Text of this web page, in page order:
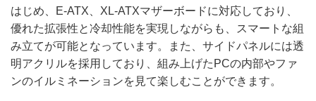
はじめ、E-ATX、XL-ATXマザーボードに対応しており、
優れた拡張性と冷却性能を実現しながらも、スマートな組
み立てが可能となっています。また、サイドパネルには透
明アクリルを採用しており、組み上げたPCの内部やファ
ンのイルミネーションを見て楽しむことができます。